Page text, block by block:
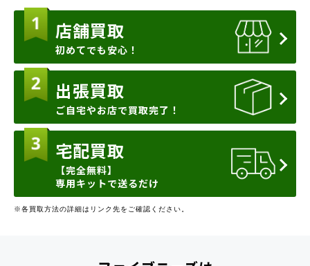
店舗買取
初めてでも安心！
出張買取
ご自宅やお店で買取完了！
宅配買取
【完全無料】
専用キットで送るだけ
※各買取方法の詳細はリンク先をご確認ください。